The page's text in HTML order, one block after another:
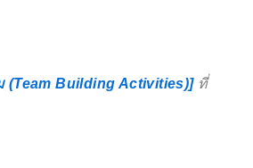
(Team Building Activities)]ที่